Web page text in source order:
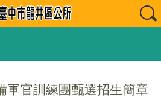
軍官訓練團甄選招生簡章